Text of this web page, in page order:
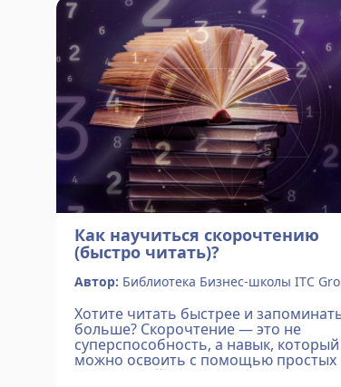
Подробнее
Как научиться скорочтению
(быстро читать)?
Автор: Библиотека Бизнес-школы ITC
Хотите читать быстрее и
больше? Скорочтение — это не
суперспособность, а навык, который
можно освоить с помощью простых
упражнений. В статье вы узнаете: -Как